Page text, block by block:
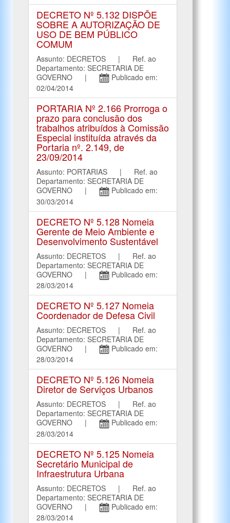
DECRETO Nº 5.132 DISPÕE
SOBRE A AUTORIZAÇÃO DE
USO DE BEM PÚBLICO
COMUM
Assunto: DECRETOS | Ref. ao
Departamento: SECRETARIA DE
GOVERNO |
Publicado em:
02/04/2014
PORTARIA Nº 2.166 Prorroga o
prazo para conclusão dos
trabalhos atribuídos à Comissão
Especial instituída através da
Portaria nº. 2.149, de
23/09/2014
Assunto: PORTARIAS | Ref. ao
Departamento: SECRETARIA DE
GOVERNO |
Publicado em:
30/03/2014
DECRETO Nº 5.128 Nomeia
Gerente de Meio Ambiente e
Desenvolvimento Sustentável
Assunto: DECRETOS | Ref. ao
Departamento: SECRETARIA DE
GOVERNO |
Publicado em:
28/03/2014
DECRETO Nº 5.127 Nomeia
Coordenador de Defesa Civil
Assunto: DECRETOS | Ref. ao
Departamento: SECRETARIA DE
GOVERNO |
Publicado em:
28/03/2014
DECRETO Nº 5.126 Nomeia
Diretor de Serviços Urbanos
Assunto: DECRETOS | Ref. ao
Departamento: SECRETARIA DE
GOVERNO |
Publicado em:
28/03/2014
DECRETO Nº 5.125 Nomeia
Secretário Municipal de
Infraestrutura Urbana
Assunto: DECRETOS | Ref. ao
Departamento: SECRETARIA DE
GOVERNO |
Publicado em:
28/03/2014